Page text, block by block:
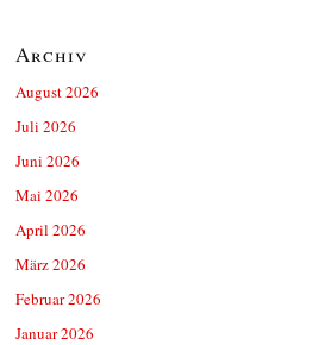
Archiv
August 2026
Juli 2026
Juni 2026
Mai 2026
April 2026
März 2026
Februar 2026
Januar 2026